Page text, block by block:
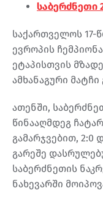
საბერძნეთი
საქართველოს 17-
ევროპის
ეტაპისთვის
ამხანაგური მატჩი
ათენში,
წინააღმდეგ
გამარჯვებით,
გარეშე
საბერძნეთის
ნახევარში